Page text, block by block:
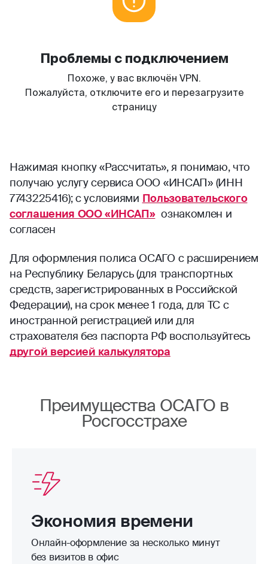
Нажимая кнопку «Рассчитать», я понимаю, что
получаю услугу сервиса ООО «ИНСАП» (ИНН
7743225416); с условиями Пользовательского
соглашения ООО «ИНСАП» ознакомлен и
согласен
Для оформления полиса ОСАГО с расширением
на Республику Беларусь (для транспортных
средств, зарегистрированных в Российской
Федерации), на срок менее 1 года, для ТС с
иностранной регистрацией или для
страхователя без паспорта РФ воспользуйтесь
другой версией калькулятора
Преимущества ОСАГО в
Росгосстрахе
Экономия времени
Онлайн-оформление за несколько минут
без визитов в офис